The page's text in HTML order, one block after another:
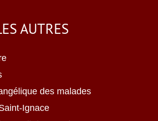
AUTRES
des malades
Ignace